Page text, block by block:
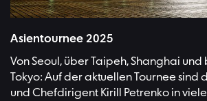
Asientournee 2025
Von Seoul, über Taipeh, Shanghai und
Tokyo: Auf der aktuellen Tournee sind
und Chefdirigent Kirill Petrenko in